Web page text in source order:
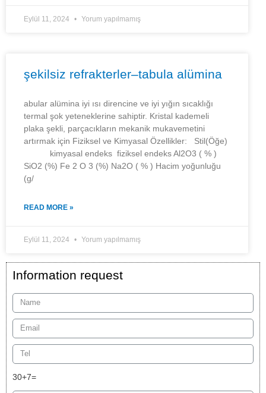
Eylül 11, 2024 Yorum yapılmamış
şekilsiz refrakterler–tabula alümina
abular alümina iyi ısı direncine ve iyi yığın sıcaklığı
termal şok yeteneklerine sahiptir. Kristal kademeli
plaka şekli, parçacıkların mekanik mukavemetini
artırmak için Fiziksel ve Kimyasal Özellikler: Stil(Öğe)
kimyasal endeks fiziksel endeks Al2O3 ( % )
SiO2 (%) Fe 2 O 3 (%) Na2O ( % ) Hacim yoğunluğu
(g/
READ MORE »
Eylül 11, 2024 Yorum yapılmamış
Information request
30+7=